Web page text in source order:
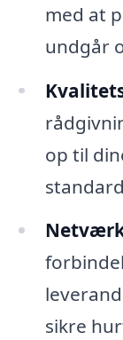
med at
undgår
op til
sikre